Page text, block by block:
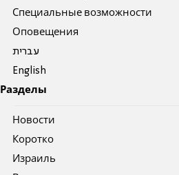
Специальные возможности
Оповещения
עברית
English
Разделы
Новости
Коротко
Израиль